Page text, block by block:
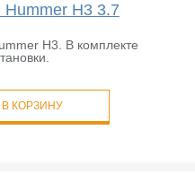
H3 3.7
H3. В комплекте
В КОРЗИНУ